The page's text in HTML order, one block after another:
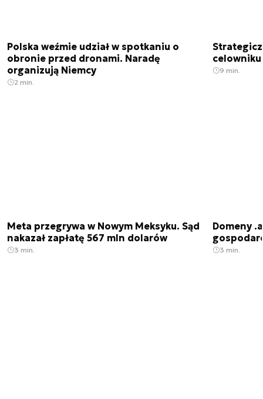
Polska weźmie udział w spotkaniu o
obronie przed dronami. Naradę
organizują Niemcy
2 min.
9 min.
Meta przegrywa w Nowym Meksyku. Sąd
nakazał zapłatę 567 mln dolarów
3 min.
Domeny
3 min.